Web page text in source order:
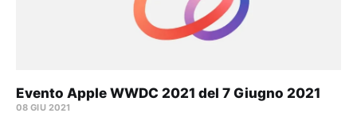
Evento Apple WWDC 2021 del 7 Giugno 2021
08 GIU 2021